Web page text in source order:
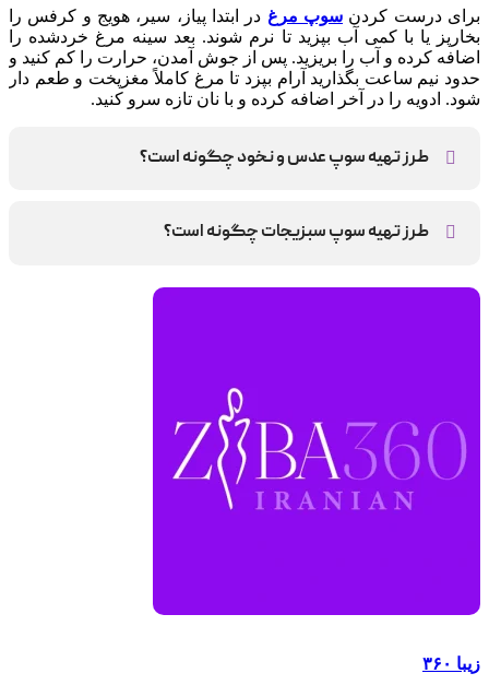
برای درست کردن سوپ مرغ در ابتدا پیاز، سیر، هویج و کرفس را
بخارپز یا با کمی آب بپزید تا نرم شوند. بعد سینه مرغ خردشده را
اضافه کرده و آب را بریزید. پس از جوش آمدن، حرارت را کم کنید و
حدود نیم ساعت بگذارید آرام بپزد تا مرغ کاملاً مغزپخت و طعم دار
شود. ادویه را در آخر اضافه کرده و با نان تازه سرو کنید.
طرز تهیه سوپ عدس و نخود چگونه است؟
دادن پیاز، کرفس، سیر و ادویه در آب آغاز می‌شود. سپس عدس،
نخود کنار گذاشته و آب‌لیمو، غذایی مقوی و سبک آماده می‌شود.
طرز تهیه سوپ سبزیجات چگونه است؟
دهید تا نرم شوند. سپس قارچ، فلفل دلمه‌ای، کدو حلوایی و ادویه‌ها
زیبا ۳۶۰